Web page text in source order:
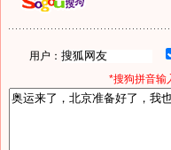
用户：
*搜狗拼音输